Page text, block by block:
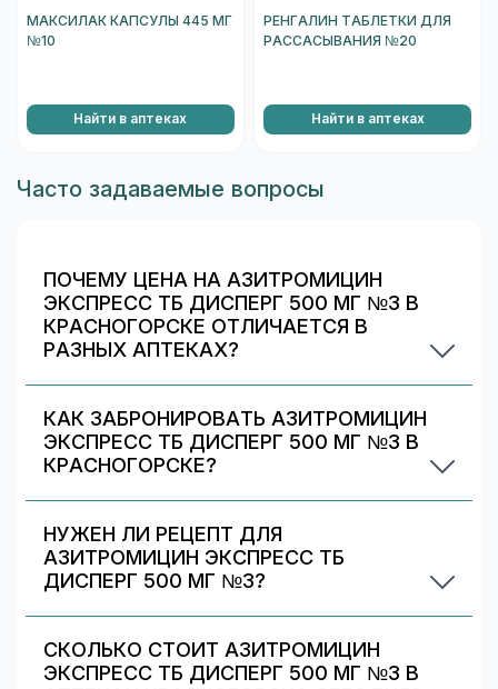
МАКСИЛАК КАПСУЛЫ 445 МГ
№10
Найти в аптеках
РЕНГАЛИН ТАБЛЕТКИ ДЛЯ
РАССАСЫВАНИЯ №20
Найти в аптеках
Часто задаваемые вопросы
ПОЧЕМУ ЦЕНА НА АЗИТРОМИЦИН
ЭКСПРЕСС ТБ ДИСПЕРГ 500 МГ №3 В
КРАСНОГОРСКЕ ОТЛИЧАЕТСЯ В
РАЗНЫХ АПТЕКАХ?
разных аптек в Красногорске — выбирайте
самое выгодное и удобное по адресу/времени
КАК ЗАБРОНИРОВАТЬ АЗИТРОМИЦИН
ЭКСПРЕСС ТБ ДИСПЕРГ 500 МГ №3 В
КРАСНОГОРСКЕ?
(если доступно). После оформления получите
номер заказа и выкупите препарат в аптеке.
НУЖЕН ЛИ РЕЦЕПТ ДЛЯ
АЗИТРОМИЦИН ЭКСПРЕСС ТБ
ДИСПЕРГ 500 МГ №3?
Уточняйте правила у выбранной аптеки.
СКОЛЬКО СТОИТ АЗИТРОМИЦИН
ЭКСПРЕСС ТБ ДИСПЕРГ 500 МГ №3 В